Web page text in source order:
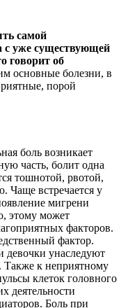
самой
с уже существующей
говорит об
основные болезни, в
порой
боль возникает
часть, болит одна
тошнотой, рвотой,
Чаще встречается у
мигрени
этому может
факторов.
фактор.
девочки унаследуют
Также к неприятному
клеток головного
деятельности
Боль при